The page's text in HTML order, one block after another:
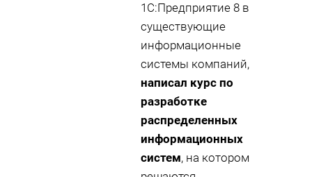
1С:Предприятие 8 в
существующие
информационные
системы компаний,
написал курс по
разработке
распределенных
информационных
систем, на котором